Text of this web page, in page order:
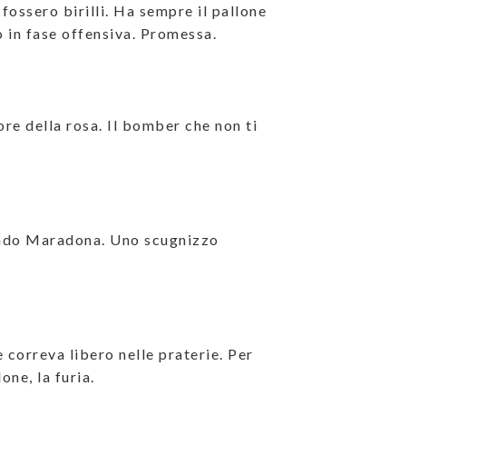
birilli. Ha sempre il pallone
fase offensiva. Promessa.
della rosa. Il bomber che non ti
Maradona. Uno scugnizzo
correva libero nelle praterie. Per
la furia.